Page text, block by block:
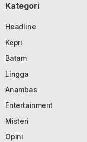
Kategori
Headline
Kepri
Batam
Lingga
Anambas
Entertainment
Misteri
Opini